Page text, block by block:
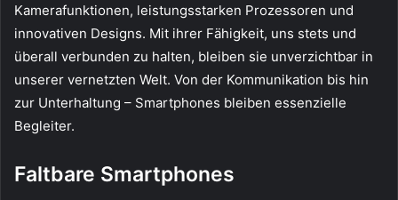
Kamerafunktionen, leistungsstarken Prozessoren und
innovativen Designs. Mit ihrer Fähigkeit, uns stets und
überall verbunden zu halten, bleiben sie unverzichtbar in
unserer vernetzten Welt. Von der Kommunikation bis hin
zur Unterhaltung – Smartphones bleiben essenzielle
Begleiter.
Faltbare Smartphones